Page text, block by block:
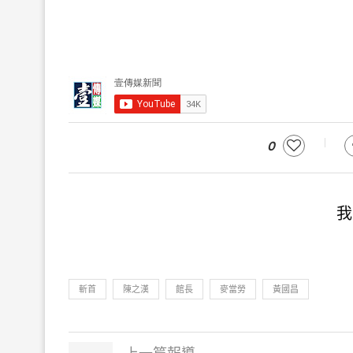
0
斬首 陳之漢 館長 麥當勞 黃國昌